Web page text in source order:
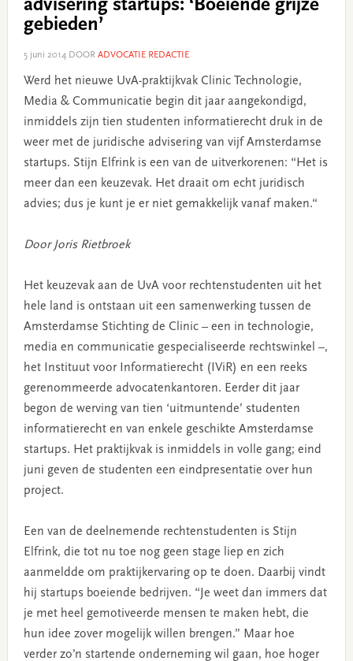
advisering startups: ‘Boeiende grijze
gebieden’
5 juni 2014DOOR ADVOCATIE REDACTIE
Werd het nieuwe UvA-praktijkvak Clinic Technologie,
Media & Communicatie begin dit jaar aangekondigd,
inmiddels zijn tien studenten informatierecht druk in de
weer met de juridische advisering van vijf Amsterdamse
startups. Stijn Elfrink is een van de uitverkorenen: “Het is
meer dan een keuzevak. Het draait om echt juridisch
advies; dus je kunt je er niet gemakkelijk vanaf maken.“
Door Joris Rietbroek
Het keuzevak aan de UvA voor rechtenstudenten uit het
hele land is ontstaan uit een samenwerking tussen de
Amsterdamse Stichting de Clinic – een in technologie,
media en communicatie gespecialiseerde rechtswinkel –,
het Instituut voor Informatierecht (IViR) en een reeks
gerenommeerde advocatenkantoren. Eerder dit jaar
begon de werving van tien ‘uitmuntende’ studenten
informatierecht en van enkele geschikte Amsterdamse
startups. Het praktijkvak is inmiddels in volle gang; eind
juni geven de studenten een eindpresentatie over hun
project.
Een van de deelnemende rechtenstudenten is Stijn
Elfrink, die tot nu toe nog geen stage liep en zich
aanmeldde om praktijkervaring op te doen. Daarbij vindt
hij startups boeiende bedrijven. “Je weet dan immers dat
je met heel gemotiveerde mensen te maken hebt, die
hun idee zover mogelijk willen brengen.” Maar hoe
verder zo’n startende onderneming wil gaan, hoe hoger